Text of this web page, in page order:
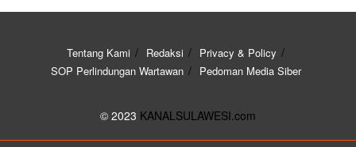
Tentang Kami Redaksi
Privacy & Policy
SOP Perlindungan Wartawan
Pedoman Media Siber
© 2023 KANALSULAWESI.com